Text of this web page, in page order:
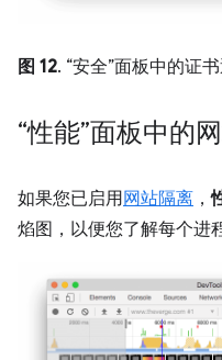
图 12. “安全”面板中的证
“性能”面板中的
如果您已启用网站隔离 ，
焰图，以便您了解每个进